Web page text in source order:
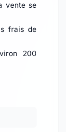
vente se
frais de
200